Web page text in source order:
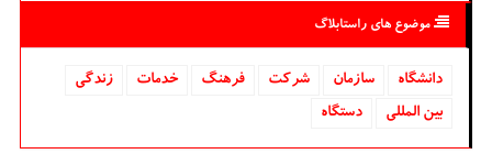
موضوع های راستابلاگ
دانشگاه‌ سازمان شركت فرهنگ خدمات
زندگی
بین المللی
دستگاه